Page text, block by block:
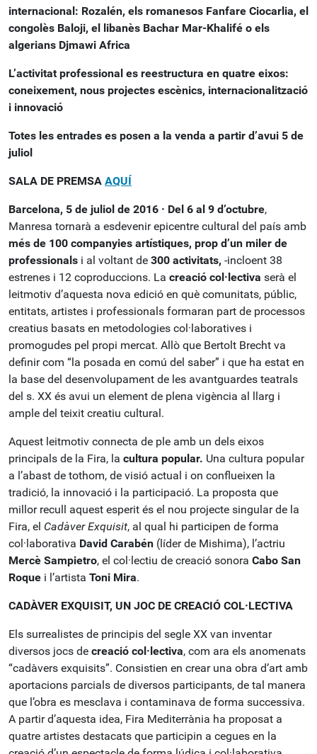
internacional: Rozalén, els romanesos Fanfare Ciocarlia, el
congolès Baloji, el libanès Bachar Mar-Khalifé o els
algerians Djmawi Africa
L’activitat professional es reestructura en quatre eixos:
coneixement, nous projectes escènics, internacionalització
i innovació
Totes les entrades es posen a la venda a partir d’avui 5 de
juliol
SALA DE PREMSA AQUÍ
Barcelona, 5 de juliol de 2016 · Del 6 al 9 d’octubre,
Manresa tornarà a esdevenir epicentre cultural del país amb
més de 100 companyies artístiques, prop d’un miler de
professionals i al voltant de 300 activitats, -incloent 38
estrenes i 12 coproduccions. La creació col·lectiva serà el
leitmotiv d’aquesta nova edició en què comunitats, públic,
entitats, artistes i professionals formaran part de processos
creatius basats en metodologies col·laboratives i
promogudes pel propi mercat. Allò que Bertolt Brecht va
definir com “la posada en comú del saber” i que ha estat en
la base del desenvolupament de les avantguardes teatrals
del s. XX és avui un element de plena vigència al llarg i
ample del teixit creatiu cultural.
Aquest leitmotiv connecta de ple amb un dels eixos
principals de la Fira, la cultura popular. Una cultura popular
a l’abast de tothom, de visió actual i on conflueixen la
tradició, la innovació i la participació. La proposta que
millor recull aquest esperit és el nou projecte singular de la
Fira, el Cadàver Exquisit, al qual hi participen de forma
col·laborativa David Carabén (líder de Mishima), l’actriu
Mercè Sampietro, el col·lectiu de creació sonora Cabo San
Roque i l’artista Toni Mira.
CADÀVER EXQUISIT, UN JOC DE CREACIÓ COL·LECTIVA
Els surrealistes de principis del segle XX van inventar
diversos jocs de creació col·lectiva, com ara els anomenats
“cadàvers exquisits”. Consistien en crear una obra d’art amb
aportacions parcials de diversos participants, de tal manera
que l’obra es mesclava i contaminava de forma successiva.
A partir d’aquesta idea, Fira Mediterrània ha proposat a
quatre artistes destacats que participin a cegues en la